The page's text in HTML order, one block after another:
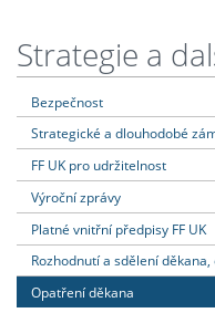
Strategie a
Bezpečnost
Strategické a dlouhodobé
FF UK pro udržitelnost
Výroční zprávy
Platné vnitřní předpisy FF UK
Rozhodnutí a sdělení
Opatření děkana